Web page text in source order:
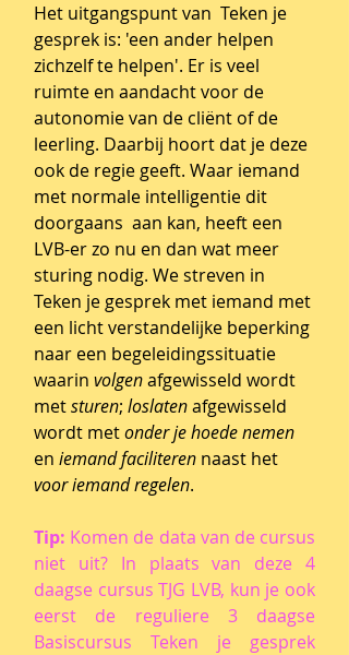
Het uitgangspunt van Teken je
gesprek is: 'een ander helpen
zichzelf te helpen'. Er is veel
ruimte en aandacht voor de
autonomie van de cliënt of de
leerling. Daarbij hoort dat je deze
ook de regie geeft. Waar iemand
met normale intelligentie dit
doorgaans aan kan, heeft een
LVB-er zo nu en dan wat meer
sturing nodig. We streven in
Teken je gesprek met iemand met
een licht verstandelijke beperking
naar een begeleidingssituatie
waarin volgenafgewisseld wordt
metsturen; loslatenafgewisseld
wordt metonder je hoede nemen
en iemand faciliteren naast het
voor iemand regelen.
Tip: Komen de data van de cursus
niet uit? In plaats van deze 4
daagse cursus TJG LVB, kun je ook
eerst de reguliere 3 daagse
Basiscursus Teken je gesprek